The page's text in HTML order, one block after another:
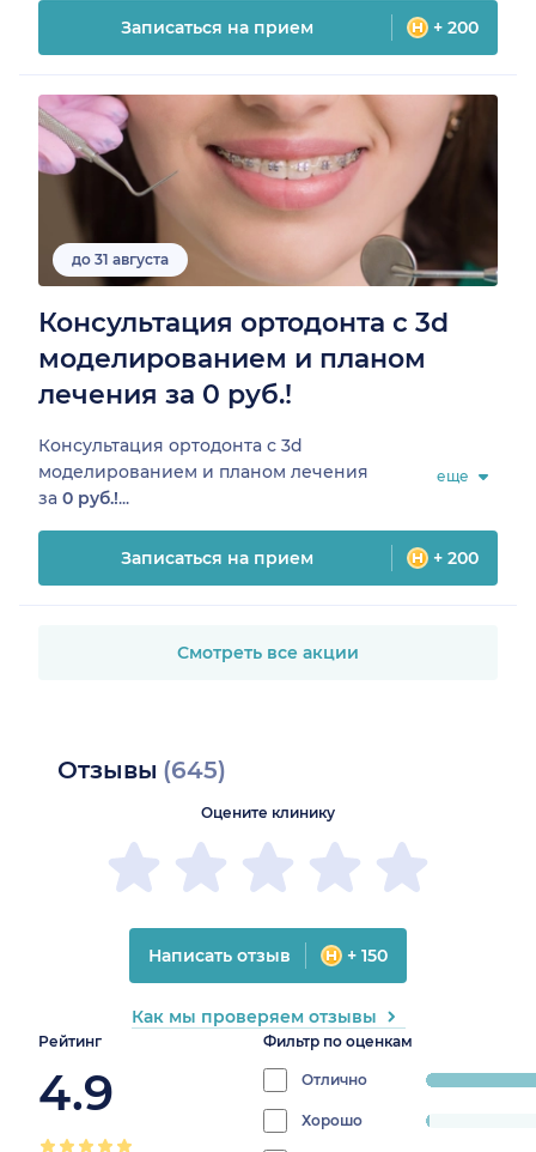
Записаться на прием + 200
до 31 августа
Консультация ортодонта с 3d
моделированием и планом
лечения за 0 руб.!
Консультация ортодонта с 3d
моделированием и планом лечения
за 0 руб.!...
еще
Записаться на прием + 200
Смотреть все акции
Отзывы (645)
Рейтинг
4.9
Фильтр по оценкам
Отлично
progress:
Хорошо
Оцените клинику
Написать отзыв + 150
Как мы проверяем отзывы